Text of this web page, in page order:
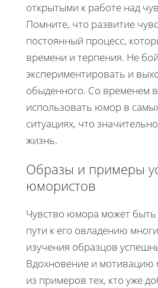
открытыми к работе над
Помните, что развитие
постоянный процесс,
времени и терпения. Не
экспериментировать и
обыденного. Со временем
использовать юмор в
ситуациях, что
жизнь.
Образы и примеры
юмористов
Чувство юмора может быть
пути к его овладению
изучения образцов
Вдохновение и мотивацию
из примеров тех, кто уже